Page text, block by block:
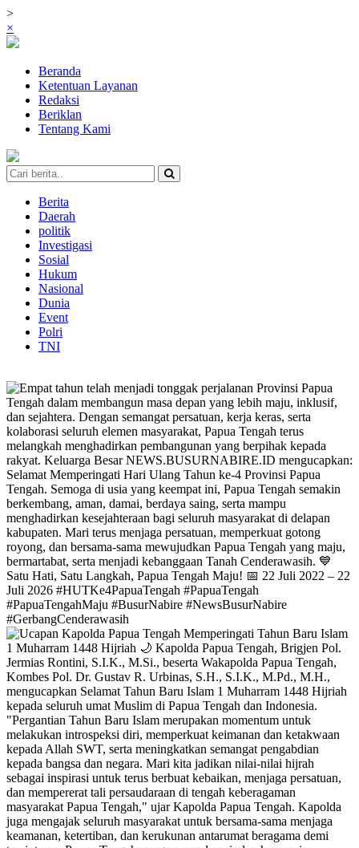
>
×
Beranda
Ketentuan Layanan
Redaksi
Beriklan
Tentang Kami
Berita
Daerah
politik
Investigasi
Sosial
Hukum
Nasional
Dunia
Event
Polri
TNI